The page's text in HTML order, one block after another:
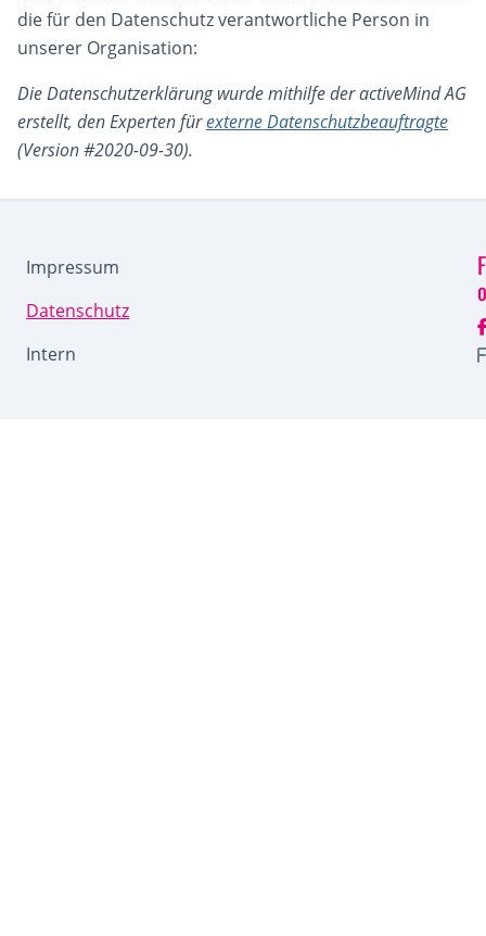
die für den Datenschutz verantwortliche Person in
unserer Organisation:
Die Datenschutzerklärung wurde mithilfe der activeMind AG
erstellt, den Experten fürexterne Datenschutzbeauftragte
(Version #2020-09-30).
Impressum
Datenschutz
Intern